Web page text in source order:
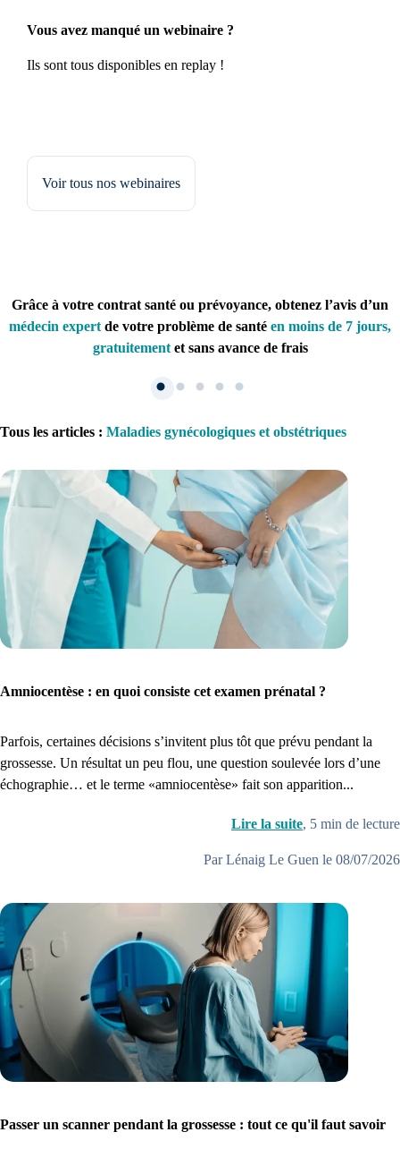
Vous avez manqué un webinaire ?
Ils sont tous disponibles en replay !
Voir tous nos webinaires
Grâce à votre contrat santé ou prévoyance, obtenez l’avis d’un
médecin expert de votre problème de santé en moins de 7 jours,
gratuitementet sans avance de frais
1. Inscription
Créez un compte et récupérez votre dossier médical en parallèle
Tous les articles : Maladies gynécologiques et obstétriques
Amniocentèse : en quoi consiste cet examen prénatal ?
Parfois, certaines décisions s’invitent plus tôt que prévu pendant la
grossesse. Un résultat un peu flou, une question soulevée lors d’une
échographie… et le terme «amniocentèse» fait son apparition...
Lire la suite, 5 min de lecture
Par Lénaig Le Guen le 08/07/2026
Passer un scanner pendant la grossesse : tout ce qu'il faut savoir